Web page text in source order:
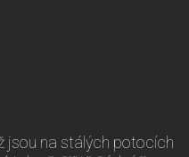
jsou na stálých potocích